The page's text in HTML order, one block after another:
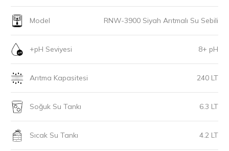
Model RNW-3900 Siyah Arıtmalı Su Sebili
+pH Seviyesi 8+ pH
Arıtma Kapasitesi 240 LT
Soğuk Su Tankı 6.3 LT
Sıcak Su Tankı 4.2 LT